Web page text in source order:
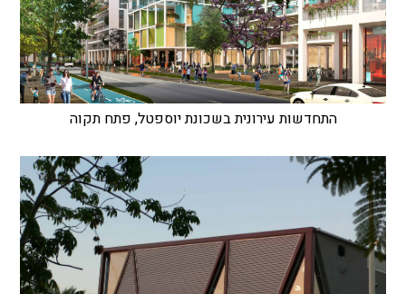
התחדשות עירונית בשכונת יוספטל, פתח תקוה